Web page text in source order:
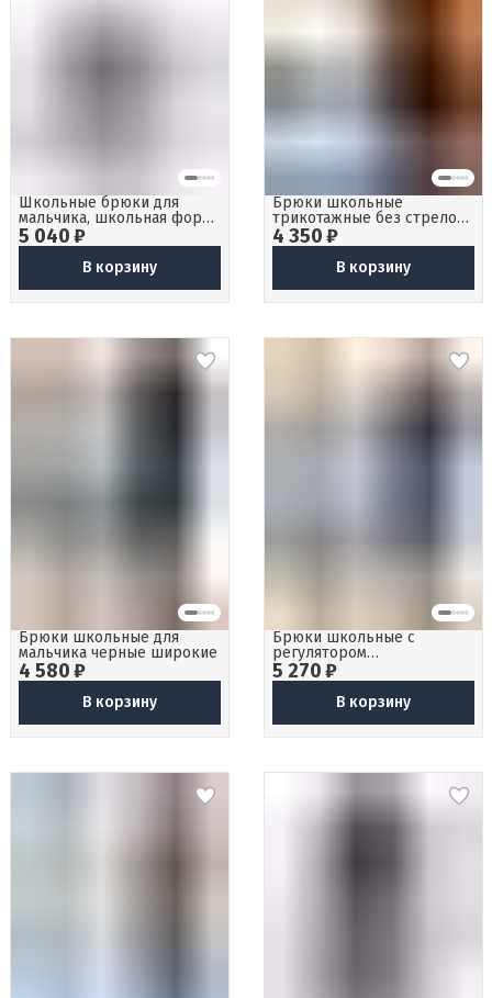
5 040 ₽
Школьные брюки для
мальчика, школьная форма
для стройных 122
В корзину
4 350 ₽
Брюки школьные
трикотажные без стрелок
для полных детей
В корзину
4 580 ₽
Брюки школьные для
мальчика черные широкие
В корзину
5 270 ₽
Брюки школьные с
регулятором
подростковые
В корзину